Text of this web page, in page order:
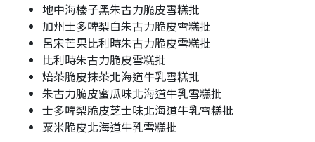
地中海榛子黑朱古力脆皮雪糕批
加州士多啤梨白朱古力脆皮雪糕批
呂宋芒果比利時朱古力脆皮雪糕批
比利時朱古力脆皮雪糕批
焙茶脆皮抹茶北海道牛乳雪糕批
朱古力脆皮蜜瓜味北海道牛乳雪糕批
士多啤梨脆皮芝士味北海道牛乳雪糕批
粟米脆皮北海道牛乳雪糕批